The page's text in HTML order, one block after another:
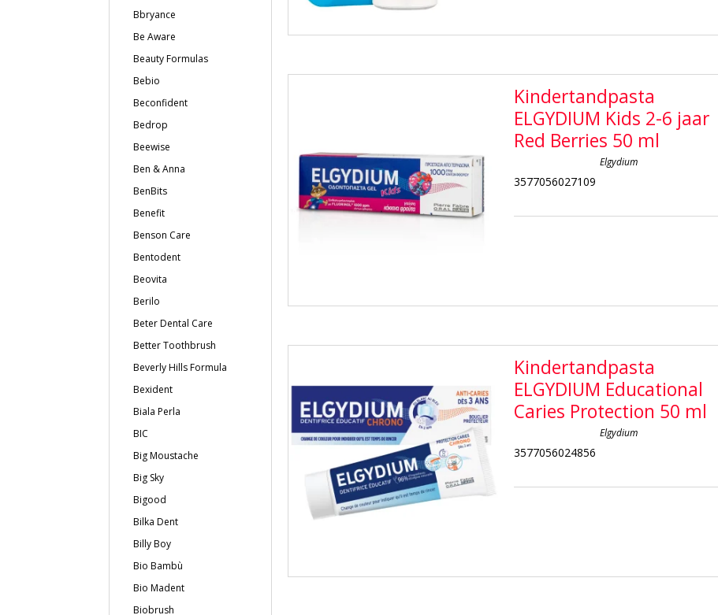
Bbryance
Be Aware
Beauty Formulas
Bebio
Beconfident
Bedrop
Beewise
Ben & Anna
BenBits
Benefit
Benson Care
Bentodent
Beovita
Berilo
Beter Dental Care
Better Toothbrush
Beverly Hills Formula
Bexident
Biala Perla
BIC
Big Moustache
Big Sky
Bigood
Bilka Dent
Billy Boy
Bio Bambù
Bio Madent
Biobrush
Kindertandpasta
ELGYDIUM Kids 2-6 jaar
Red Berries 50 ml
Elgydium
3577056027109
Kindertandpasta
ELGYDIUM Educational
Caries Protection 50 ml
Elgydium
3577056024856